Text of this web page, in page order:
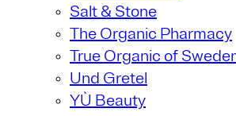
Salt & Stone
The Organic Pharmacy
True Organic of
Und Gretel
YÙ Beauty